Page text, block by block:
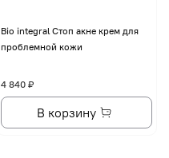
Bio integral Стоп акне крем для
проблемной кожи
4 840 ₽
В корзину